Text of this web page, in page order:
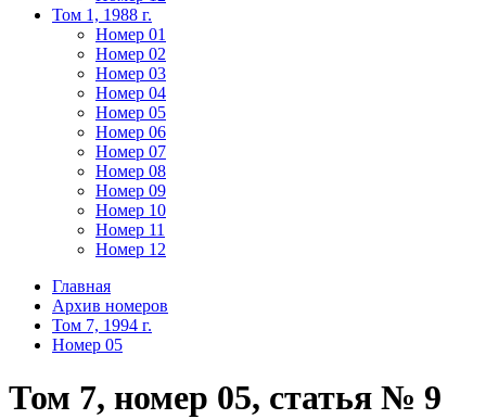
Том 1, 1988 г.
Номер 01
Номер 02
Номер 03
Номер 04
Номер 05
Номер 06
Номер 07
Номер 08
Номер 09
Номер 10
Номер 11
Номер 12
Главная
Архив номеров
Том 7, 1994 г.
Номер 05
Том 7, номер 05, статья № 9